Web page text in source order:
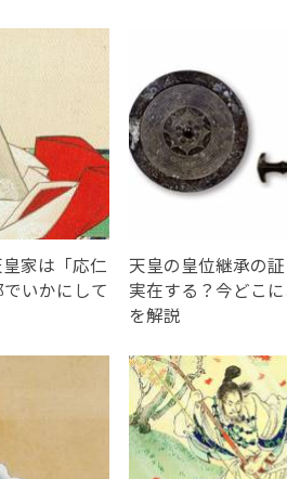
家は「応仁
いかにして
天皇の皇位継承の
実在する？今どこ
を解説